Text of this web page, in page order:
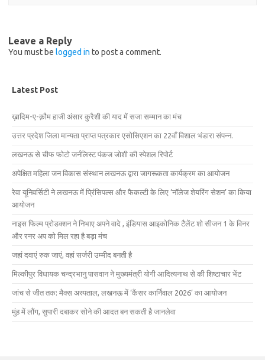
Leave a Reply
You must be logged in to post a comment.
Latest Post
ख़ादिम-ए-क़ौम हाजी अंसार कुरैशी की याद में सजा सम्मान का मंच
उत्तर प्रदेश जिला मान्यता प्राप्त पत्रकार एसोसिएशन का 22वाँ विशाल भंडारा संपन्न.
लखनऊ से चीफ फोटो जर्नलिस्ट पंकज जोशी की स्पेशल रिपोर्ट
अपेक्षित महिला जन विकास संस्थान लखनऊ द्वारा जागरूकता कार्यक्रम का आयोजन
रेवा यूनिवर्सिटी ने लखनऊ में प्रिंसिपल्स और फैकल्टी के लिए ‘नॉलेज शेयरिंग सेशन’ का किया
आयोजन
नाइस फिल्म प्रोडक्शन ने निभाए अपने वादे , इंडियास आइकोनिक टैलेंट शो सीजन 1 के विनर
और रनर अप को मिल रहा है बड़ा मंच
जहां दवाएं रुक जाएं, वहां सर्जरी उम्मीद बनती है
मिल्कीपुर विधायक चन्द्रभानु पासवान ने मुख्यमंत्री योगी आदित्यनाथ से की शिष्टाचार भेंट
जांच से जीत तक: मैक्स अस्पताल, लखनऊ में ‘कैंसर कार्निवाल 2026’ का आयोजन
मुंह में लौंग, सुपारी दबाकर सोने की आदत बन सकती है जानलेवा